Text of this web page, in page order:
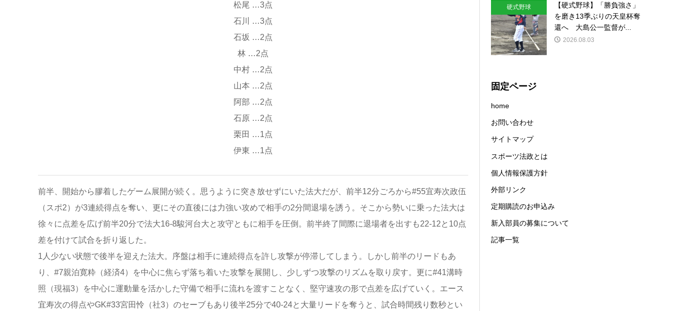
松尾 …3点
石川 …3点
石坂 …2点
林 …2点
中村 …2点
山本 …2点
阿部 …2点
石原 …2点
栗田 …1点
伊東 …1点
前半、開始から膠着したゲーム展開が続く。思うように突き放せずにいた法大だが、前半12分ごろから#55宜寿次政伍
（スポ2）が3連続得点を奪い、更にその直後には力強い攻めで相手の2分間退場を誘う。そこから勢いに乗った法大は
徐々に点差を広げ前半20分で法大16-8駿河台大と攻守ともに相手を圧倒。前半終了間際に退場者を出すも22-12と10点
差を付けて試合を折り返した。
1人少ない状態で後半を迎えた法大。序盤は相手に連続得点を許し攻撃が停滞してしまう。しかし前半のリードもあ
り、#7親泊寛粋（経済4）を中心に焦らず落ち着いた攻撃を展開し、少しずつ攻撃のリズムを取り戻す。更に#41溝時
照（現福3）を中心に運動量を活かした守備で相手に流れを渡すことなく、堅守速攻の形で点差を広げていく。エース
宜寿次の得点やGK#33宮田怜（社3）のセーブもあり後半25分で40-24と大量リードを奪うと、試合時間残り数秒とい
硬式野球
【硬式野球】「勝負強さ」
を磨き13季ぶりの天皇杯奪
還へ 大島公一監督が...
2026.08.03
固定ページ
home
お問い合わせ
サイトマップ
スポーツ法政とは
個人情報保護方針
外部リンク
定期購読のお申込み
新入部員の募集について
記事一覧